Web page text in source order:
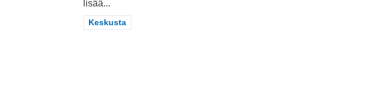
lisää...
Rajaa tulokset teeman mukaan: Keskusta
Keskusta